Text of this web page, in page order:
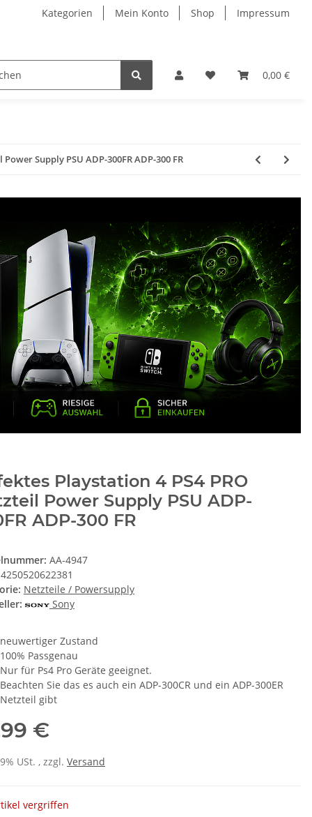
Kategorien Mein Konto Shop Impressum
0,00 €
Supply PSU ADP-300FR ADP-300 FR
Playstation 4 PS4 PRO
Power Supply PSU ADP-
ADP-300 FR
AA-4947
4250520622381
Netzteile / Powersupply
Sony
neuwertiger Zustand
100% Passgenau
Nur für Ps4 Pro Geräte geeignet.
Beachten Sie das es auch ein ADP-300CR und ein ADP-300ER
Netzteil gibt
€
USt. , zzgl. Versand
vergriffen